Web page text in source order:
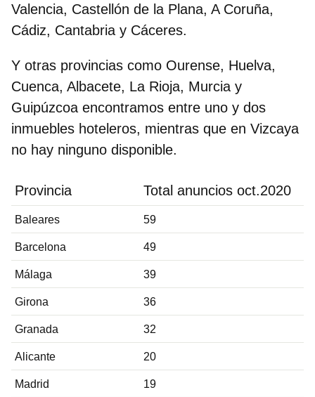
Valencia, Castellón de la Plana, A Coruña,
Cádiz, Cantabria y Cáceres.
Y otras provincias como Ourense, Huelva,
Cuenca, Albacete, La Rioja, Murcia y
Guipúzcoa encontramos entre uno y dos
inmuebles hoteleros, mientras que en Vizcaya
no hay ninguno disponible.
Provincia Total anuncios oct.2020
Baleares 59
Barcelona 49
Málaga 39
Girona 36
Granada 32
Alicante 20
Madrid 19